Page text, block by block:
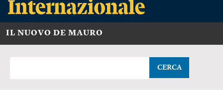
IL NUOVO DE MAURO
CERCA